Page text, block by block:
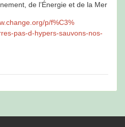
de l’Énergie et de la Mer
p/f%C3%
pas-d-hypers-sauvons-nos-